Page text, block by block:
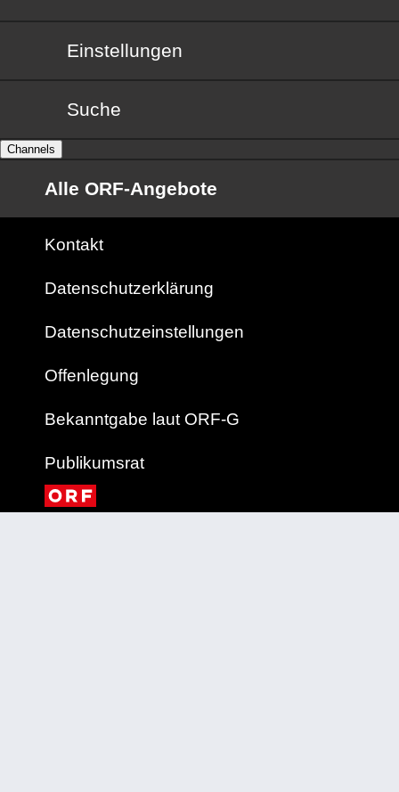
Einstellungen
Suche
Channels
Alle ORF-Angebote
Kontakt
Datenschutzerklärung
Datenschutzeinstellungen
Offenlegung
Bekanntgabe laut ORF-G
Publikumsrat